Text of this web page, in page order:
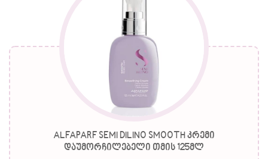
ALFAPARF SEMI DILINO SMOOTH კრემი
დაუმორჩილებელი თმის 125მლ